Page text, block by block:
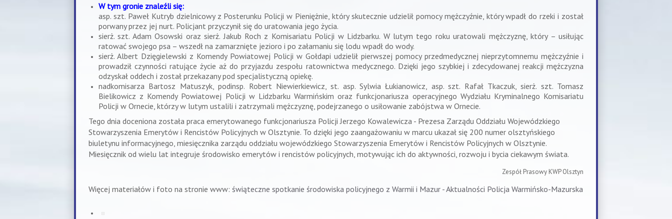
W tym gronie znaleźli się:
asp. szt. Paweł Kutryb dzielnicowy z Posterunku Policji w Pieniężnie, który skutecznie udzielił pomocy mężczyźnie, który wpadł do rzeki i został
porwany przez jej nurt. Policjant przyczynił się do uratowania jego życia.
sierż. szt. Adam Osowski oraz sierż. Jakub Roch z Komisariatu Policji w Lidzbarku. W lutym tego roku uratowali mężczyznę, który – usiłując
ratować swojego psa – wszedł na zamarznięte jezioro i po załamaniu się lodu wpadł do wody.
sierż. Albert Dzięgielewski z Komendy Powiatowej Policji w Gołdapi udzielił pierwszej pomocy przedmedycznej nieprzytomnemu mężczyźnie i
prowadził czynności ratujące życie aż do przyjazdu zespołu ratownictwa medycznego. Dzięki jego szybkiej i zdecydowanej reakcji mężczyzna
odzyskał oddech i został przekazany pod specjalistyczną opiekę.
nadkomisarza Bartosz Matuszyk, podinsp. Robert Niewierkiewicz, st. asp. Sylwia Łukianowicz, asp. szt. Rafał Tkaczuk, sierż. szt. Tomasz
Bielikowicz z Komendy Powiatowej Policji w Lidzbarku Warmińskim oraz funkcjonariusza operacyjnego Wydziału Kryminalnego Komisariatu
Policji w Ornecie, którzy w lutym ustalili i zatrzymali mężczyznę, podejrzanego o usiłowanie zabójstwa w Ornecie.
Tego dnia doceniona została praca emerytowanego funkcjonariusza Policji Jerzego Kowalewicza - Prezesa Zarządu Oddziału Wojewódzkiego
Stowarzyszenia Emerytów i Rencistów Policyjnych w Olsztynie. To dzięki jego zaangażowaniu w marcu ukazał się 200 numer olsztyńskiego
biuletynu informacyjnego, miesięcznika zarządu oddziału wojewódzkiego Stowarzyszenia Emerytów i Rencistów Policyjnych w Olsztynie.
Miesięcznik od wielu lat integruje środowisko emerytów i rencistów policyjnych, motywując ich do aktywności, rozwoju i bycia ciekawym świata.
Zespół Prasowy KWP Olsztyn
Więcej materiałów i foto na stronie www: świąteczne spotkanie środowiska policyjnego z Warmii i Mazur - Aktualności Policja Warmińsko-Mazurska